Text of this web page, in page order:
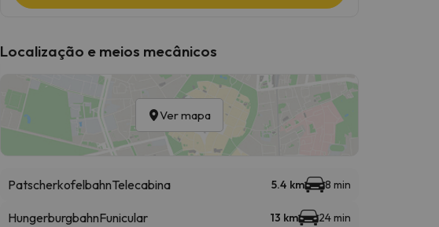
Localização e meios mecânicos
Ver mapa
PatscherkofelbahnTelecabina 5.4 km 8 min
HungerburgbahnFunicular 13 km 24 min